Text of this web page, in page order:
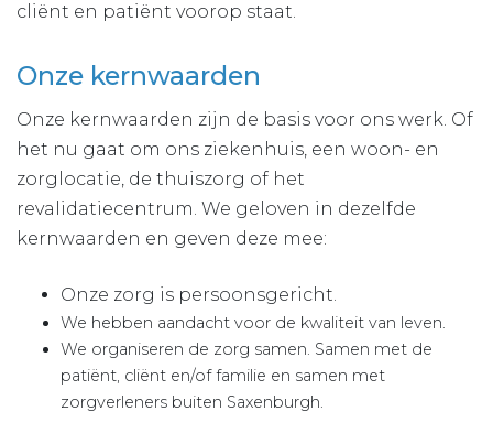
cliënt en patiënt voorop staat.
Onze kernwaarden
Onze kernwaarden zijn de basis voor ons werk. Of
het nu gaat om ons ziekenhuis, een woon- en
zorglocatie, de thuiszorg of het
revalidatiecentrum. We geloven in dezelfde
kernwaarden en geven deze mee:
Onze zorg is persoonsgericht.
We hebben aandacht voor de kwaliteit van leven.
We organiseren de zorg samen. Samen met de
patiënt, cliënt en/of familie en samen met
zorgverleners buiten Saxenburgh.